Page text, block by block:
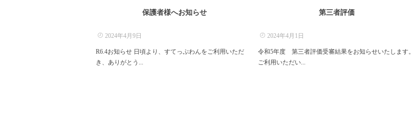
保護者様へお知らせ
2024年4月9日
R6.4お知らせ 日頃より、すてっぷわんをご利用いただ
き、ありがとう...
第三者評価
2024年4月1日
令和5年度 第三者評価受審結果をお知らせいたします。
ご利用いただい...